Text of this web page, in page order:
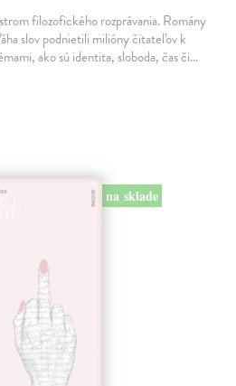
filozofického rozprávania. Romány
slov podnietili milióny čitateľov k
ako sú identita, sloboda, čas či…
na sklade